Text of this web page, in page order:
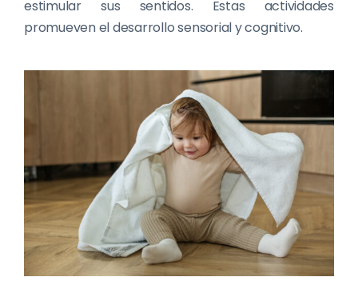
estimular sus sentidos. Estas actividades
promueven el desarrollo sensorial y cognitivo.